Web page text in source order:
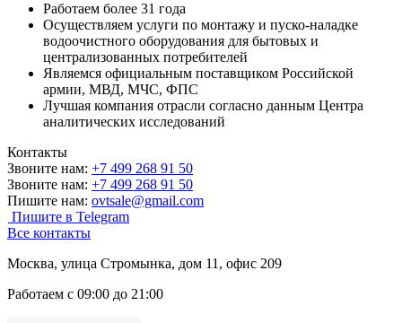
Работаем более 31 года
Осуществляем услуги по монтажу и пуско-наладке
водоочистного оборудования для бытовых и
централизованных потребителей
Являемся официальным поставщиком Российской
армии, МВД, МЧС, ФПС
Лучшая компания отрасли согласно данным Центра
аналитических исследований
Контакты
Звоните нам: +7 499 268 91 50
Звоните нам: +7 499 268 91 50
Пишите нам: ovtsale@gmail.com
Пишите в Telegram
Все контакты
Москва, улица Стромынка, дом 11, офис 209
Работаем с 09:00 до 21:00